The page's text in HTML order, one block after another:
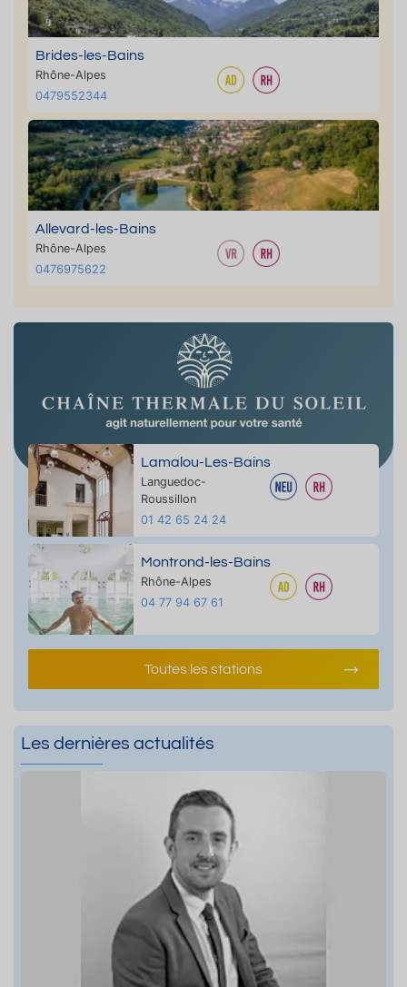
Brides-les-Bains
Rhône-Alpes
0479552344
Allevard-les-Bains
Rhône-Alpes
0476975622
Lamalou-Les-Bains
Languedoc-
Roussillon
01 42 65 24 24
Montrond-les-Bains
Rhône-Alpes
04 77 94 67 61
Toutes les stations
Les dernières actualités